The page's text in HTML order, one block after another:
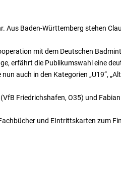
Baden-Württemberg stehen
mit dem Deutschen
erfährt die Publikumswahl eine
auch in den Kategorien „U19“,
Friedrichshafen, O35) und
und EIntrittskarten zum